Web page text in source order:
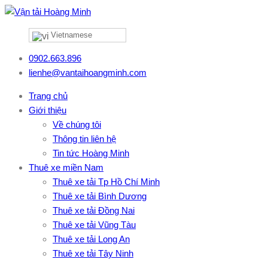
Vietnamese
0902.663.896
lienhe@vantaihoangminh.com
Trang chủ
Giới thiệu
Về chúng tôi
Thông tin liên hệ
Tin tức Hoàng Minh
Thuê xe miền Nam
Thuê xe tải Tp Hồ Chí Minh
Thuê xe tải Bình Dương
Thuê xe tải Đồng Nai
Thuê xe tải Vũng Tàu
Thuê xe tải Long An
Thuê xe tải Tây Ninh